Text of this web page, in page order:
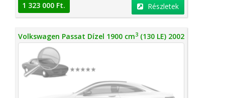
1 323 000 Ft. Részletek
Volkswagen Passat Dízel 1900 cm3 (130 LE) 2002